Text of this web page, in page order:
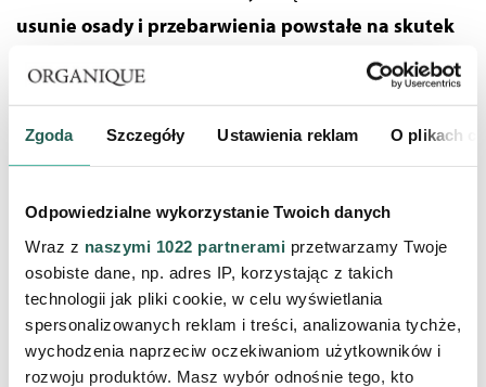
Zgoda Szczegóły Ustawienia reklam O plikach
Odpowiedzialne wykorzystanie Twoich danych
Wraz z naszymi 1022 partnerami przetwarzamy Twoje
osobiste dane, np. adres IP, korzystając z takich
technologii jak pliki cookie, w celu wyświetlania
spersonalizowanych reklam i treści, analizowania tychże,
wychodzenia naprzeciw oczekiwaniom użytkowników i
rozwoju produktów. Masz wybór odnośnie tego, kto
usunie osady i przebarwienia powstałe na skutek
, jak kawa,
herbata czy czerwone wino. Po pasty do zębów z
dodatkiem węgla aktywowanego sięgnąć powinni
również palacze, gdyżpomoże on również pozbyć się
Nic nie stoi na przeszkodzie, by samemu
przygotować pastę w węglem aktywnym.
zawartość kapsułki lub rozkruszoną tabletkę węgla
aktywnego dodać do pasty do zębów i umyć nią zęby.